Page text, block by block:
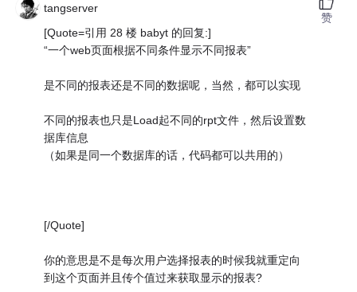
tangserver
[Quote=引用 28 楼 babyt 的回复:]
“一个web页面根据不同条件显示不同报表”
是不同的报表还是不同的数据呢，当然，都可以实现
不同的报表也只是Load起不同的rpt文件，然后设置数
据库信息
（如果是同一个数据库的话，代码都可以共用的）
[/Quote]
你的意思是不是每次用户选择报表的时候我就重定向
到这个页面并且传个值过来获取显示的报表?
赞